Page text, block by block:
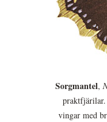
Sorgmantel,
praktfjärilar.
vingar med